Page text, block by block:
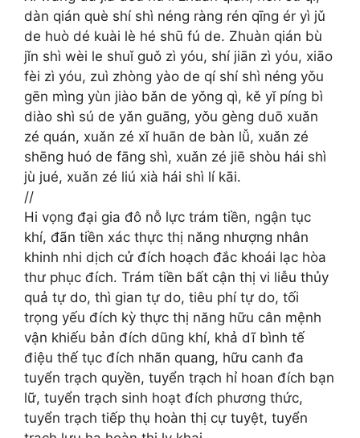
dàn qián què shí shì néng ràng rén qīng ér yì jǔ
de huò dé kuài lè hé shū fú de. Zhuàn qián bù
jǐn shì wèi le shuǐ guǒ zì yóu, shí jiān zì yóu, xiāo
fèi zì yóu, zuì zhòng yào de qí shí shì néng yǒu
gēn mìng yùn jiào bǎn de yǒng qì, kě yǐ píng bì
diào shì sú de yǎn guāng, yǒu gèng duō xuǎn
zé quán, xuǎn zé xǐ huān de bàn lǚ, xuǎn zé
shēng huó de fāng shì, xuǎn zé jiē shòu hái shì
jù jué, xuǎn zé liú xià hái shì lí kāi.
//
Hi vọng đại gia đô nỗ lực trám tiền, ngận tục
khí, đãn tiền xác thực thị năng nhượng nhân
khinh nhi dịch cử đích hoạch đắc khoái lạc hòa
thư phục đích. Trám tiền bất cận thị vi liễu thủy
quả tự do, thì gian tự do, tiêu phí tự do, tối
trọng yếu đích kỳ thực thị năng hữu cân mệnh
vận khiếu bản đích dũng khí, khả dĩ bình tế
điệu thế tục đích nhãn quang, hữu canh đa
tuyển trạch quyền, tuyển trạch hỉ hoan đích bạn
lữ, tuyển trạch sinh hoạt đích phương thức,
tuyển trạch tiếp thụ hoàn thị cự tuyệt, tuyển